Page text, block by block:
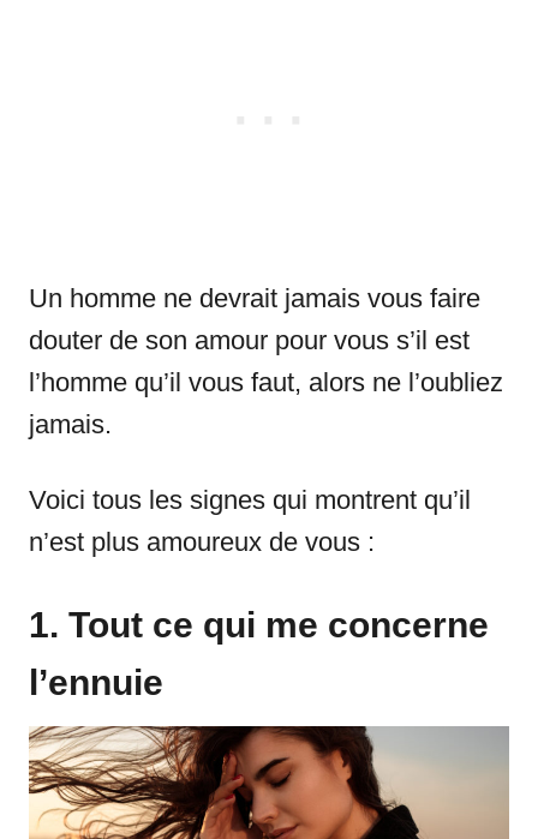
Un homme ne devrait jamais vous faire
douter de son amour pour vous s’il est
l’homme qu’il vous faut, alors ne l’oubliez
jamais.
Voici tous les signes qui montrent qu’il
n’est plus amoureux de vous :
1. Tout ce qui me concerne
l’ennuie